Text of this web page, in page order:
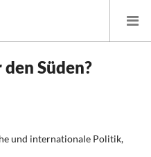
Süden?
und internationale Politik,